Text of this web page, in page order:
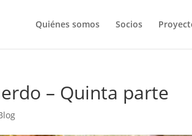
Quiénes somos Socios
– Quinta parte